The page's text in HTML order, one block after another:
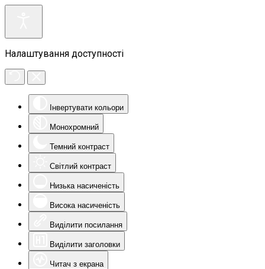
Налаштування доступності
Інвертувати кольори
Монохромний
Темний контраст
Світлий контраст
Низька насиченість
Висока насиченість
Виділити посилання
Виділити заголовки
Читач з екрана